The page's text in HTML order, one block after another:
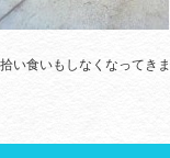
い食いもしなくなってきま